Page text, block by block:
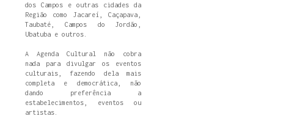
dos Campos e outras cidades da
Região como Jacareí, Caçapava,
Taubaté, Campos do Jordão,
Ubatuba e outros.
A Agenda Cultural não cobra
nada para divulgar os eventos
culturais, fazendo dela mais
completa e democrática, não
dando preferência a
estabelecimentos, eventos ou
artistas.